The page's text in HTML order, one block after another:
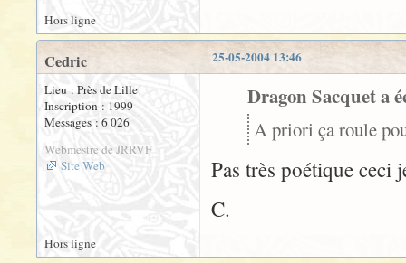
Hors ligne
25-05-2004 13:46
Cedric
Lieu : Près de Lille
Inscription : 1999
Messages : 6 026
Webmestre de JRRVF
Site Web
Dragon Sacquet a
A priori ça roule
Pas très poétique ceci
C.
Hors ligne